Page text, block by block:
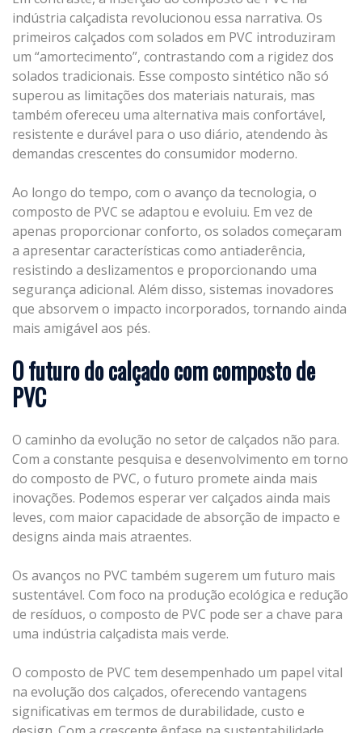
indústria calçadista revolucionou essa narrativa. Os
primeiros calçados com solados em PVC introduziram
um “amortecimento”, contrastando com a rigidez dos
solados tradicionais. Esse composto sintético não só
superou as limitações dos materiais naturais, mas
também ofereceu uma alternativa mais confortável,
resistente e durável para o uso diário, atendendo às
demandas crescentes do consumidor moderno.
Ao longo do tempo, com o avanço da tecnologia, o
composto de PVC se adaptou e evoluiu. Em vez de
apenas proporcionar conforto, os solados começaram
a apresentar características como antiaderência,
resistindo a deslizamentos e proporcionando uma
segurança adicional. Além disso, sistemas inovadores
que absorvem o impacto incorporados, tornando ainda
mais amigável aos pés.
O futuro do calçado com composto de
PVC
O caminho da evolução no setor de calçados não para.
Com a constante pesquisa e desenvolvimento em torno
do composto de PVC, o futuro promete ainda mais
inovações. Podemos esperar ver calçados ainda mais
leves, com maior capacidade de absorção de impacto e
designs ainda mais atraentes.
Os avanços no PVC também sugerem um futuro mais
sustentável. Com foco na produção ecológica e redução
de resíduos, o composto de PVC pode ser a chave para
uma indústria calçadista mais verde.
O composto de PVC tem desempenhado um papel vital
na evolução dos calçados, oferecendo vantagens
significativas em termos de durabilidade, custo e